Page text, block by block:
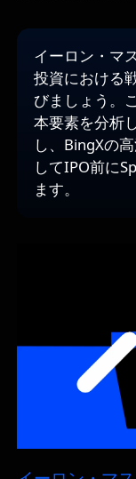
イーロン・マ
投資における
びましょう。
本要素を分析
し、BingXの
してIPO前に
ます。